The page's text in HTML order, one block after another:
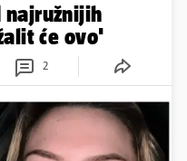
najružnijih
će ovo'
2